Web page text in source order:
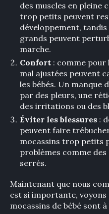
des muscles en pleine
trop petits peuvent
développement,
grands peuvent
marche.
Confort : comme pour
mal ajustées peuvent
les bébés. Un
par des pleurs, une
des irritations ou des
Éviter les blessures :
peuvent faire
mocassins trop petits
problèmes comme
serrés.
Maintenant que nous
est si importante,
mocassins de bébé sont